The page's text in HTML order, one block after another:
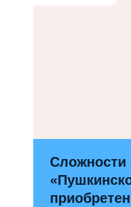
Сложности